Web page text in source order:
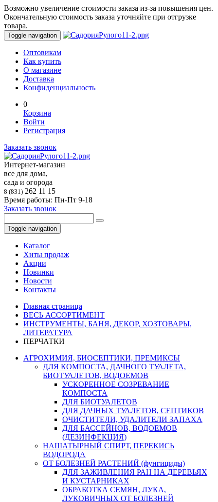
Возможно увеличение стоимости заказа из-за повышения цен.
Окончательную стоимость заказа уточняйте при отгрузке
товара.
Toggle navigation
Оптовикам
Как купить
О магазине
Доставка
Конфиденциальность
0
Корзина
Войти
Регистрация
Заказать звонок
Интернет-магазин
все для дома,
сада и огорода
8 (831) 262 11 15
Время работы: Пн-Пт 9-18
Заказать звонок
Toggle navigation
Каталог
Хиты продаж
Акции
Новинки
Новости
Контакты
Главная страница
ВЕСЬ АССОРТИМЕНТ
ИНСТРУМЕНТЫ, БАНЯ, ДЕКОР, ХОЗТОВАРЫ,
ЛИТЕРАТУРА
ПЕРЧАТКИ
АГРОХИМИЯ, БИОСЕПТИКИ, ПРЕМИКСЫ
ДЛЯ КОМПОСТА, ДАЧНОГО ТУАЛЕТА,
БИОТУАЛЕТОВ, ВОДОЕМОВ
УСКОРЕННОЕ СОЗРЕВАНИЕ
КОМПОСТА
ДЛЯ БИОТУАЛЕТОВ
ДЛЯ ДАЧНЫХ ТУАЛЕТОВ, СЕПТИКОВ
ОЧИСТИТЕЛИ, УДАЛИТЕЛИ ЗАПАХА
ДЛЯ БАССЕЙНОВ, ВОДОЕМОВ
(ДЕЗИНФЕКЦИЯ)
НАШАТЫРНЫЙ СПИРТ, ПЕРЕКИСЬ
ВОДОРОДА
ОТ БОЛЕЗНЕЙ РАСТЕНИЙ (фунгициды)
ДЛЯ ЗАЖИВЛЕНИЯ РАН НА ДЕРЕВЬЯХ
И КУСТАРНИКАХ
ОБРАБОТКА СЕМЯН, ЛУКА,
ЛУКОВИЧНЫХ ОТ БОЛЕЗНЕЙ